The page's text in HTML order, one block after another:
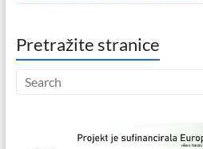
Pretražite stranice